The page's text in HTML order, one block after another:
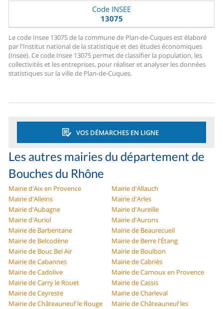
Code INSEE
13075
Le code Insee 13075 de la commune de Plan-de-Cuques est élaboré
par l'Institut national de la statistique et des études économiques
(Insee). Ce code Insee 13075 permet de classifier la population, les
collectivités et les entreprises, pour réaliser et analyser les données
statistiques sur la ville de Plan-de-Cuques.
VOS DÉMARCHES EN LIGNE
Les autres mairies du département de
Bouches du Rhône
Mairie d'Aix en Provence
Mairie d'Allauch
Mairie d'Alleins
Mairie d'Arles
Mairie d'Aubagne
Mairie d'Aureille
Mairie d'Auriol
Mairie d'Aurons
Mairie de Barbentane
Mairie de Beaurecueil
Mairie de Belcodène
Mairie de Berre l'Étang
Mairie de Bouc Bel Air
Mairie de Boulbon
Mairie de Cabannes
Mairie de Cabriès
Mairie de Cadolive
Mairie de Carnoux en Provence
Mairie de Carry le Rouet
Mairie de Cassis
Mairie de Ceyreste
Mairie de Charleval
Mairie de Châteauneuf le Rouge
Mairie de Châteauneuf les